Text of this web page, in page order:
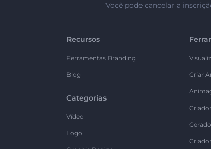
Você pode cancelar a
Recursos
Ferramentas Branding
Blog
Categorias
Vídeo
Logo
Criar